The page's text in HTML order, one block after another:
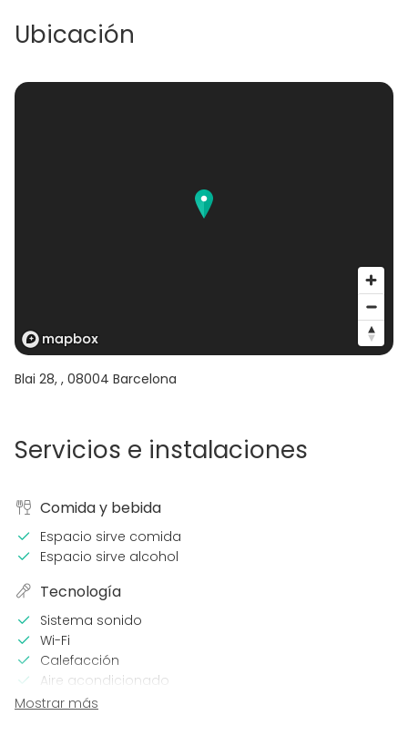
Ubicación
Blai 28, , 08004 Barcelona
Servicios e instalaciones
Comida y bebida
Espacio sirve comida
Espacio sirve alcohol
Tecnología
Sistema sonido
Wi-Fi
Calefacción
Aire acondicionado
En el espacio
Mostrar más